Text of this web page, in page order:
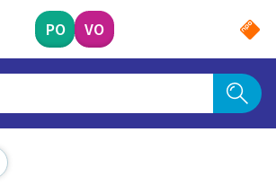
PO VO